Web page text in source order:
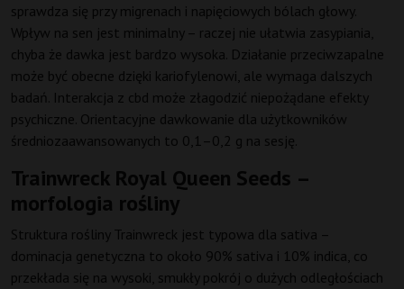
sprawdza się przy migrenach i napięciowych bólach głowy.
Wpływ na sen jest minimalny – raczej nie ułatwia zasypiania,
chyba że dawka jest bardzo wysoka. Działanie przeciwzapalne
może być obecne dzięki kariofylenowi, ale wymaga dalszych
badań. Interakcja z cbd może złagodzić niepożądane efekty
psychiczne. Orientacyjne dawkowanie dla użytkowników
średniozaawansowanych to 0,1–0,2 g na sesję.
Trainwreck Royal Queen Seeds –
morfologia rośliny
Struktura rośliny Trainwreck jest typowa dla sativa –
dominacja genetyczna to około 90% sativa i 10% indica, co
przekłada się na wysoki, smukły pokrój o dużych odległościach